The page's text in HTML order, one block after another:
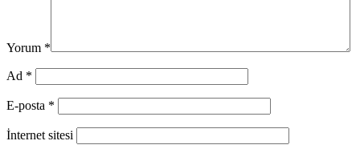
Yorum *
Ad *
E-posta *
İnternet sitesi